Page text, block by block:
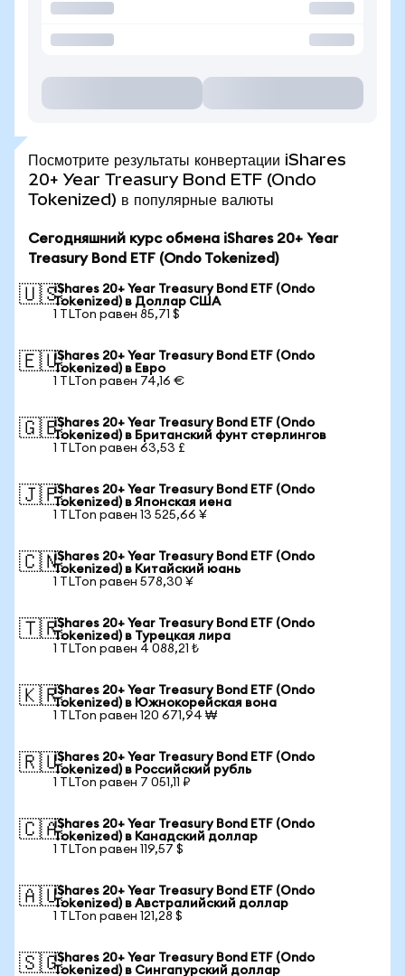
Посмотрите результаты конвертации iShares
20+ Year Treasury Bond ETF (Ondo
Tokenized) в популярные валюты
Сегодняшний курс обмена iShares 20+ Year
Treasury Bond ETF (Ondo Tokenized)
🇺🇸iShares 20+ Year Treasury Bond ETF (Ondo
Tokenized) в Доллар США
1 TLTon равен 85,71 $
🇪🇺iShares 20+ Year Treasury Bond ETF (Ondo
Tokenized) в Евро
1 TLTon равен 74,16 €
🇬🇧iShares 20+ Year Treasury Bond ETF (Ondo
Tokenized) в Британский фунт стерлингов
1 TLTon равен 63,53 £
🇯🇵iShares 20+ Year Treasury Bond ETF (Ondo
Tokenized) в Японская иена
1 TLTon равен 13 525,66 ¥
🇨🇳iShares 20+ Year Treasury Bond ETF (Ondo
Tokenized) в Китайский юань
1 TLTon равен 578,30 ¥
🇹🇷iShares 20+ Year Treasury Bond ETF (Ondo
Tokenized) в Турецкая лира
1 TLTon равен 4 088,21 ₺
🇰🇷iShares 20+ Year Treasury Bond ETF (Ondo
Tokenized) в Южнокорейская вона
1 TLTon равен 120 671,94 ₩
🇷🇺iShares 20+ Year Treasury Bond ETF (Ondo
Tokenized) в Российский рубль
1 TLTon равен 7 051,11 ₽
🇨🇦iShares 20+ Year Treasury Bond ETF (Ondo
Tokenized) в Канадский доллар
1 TLTon равен 119,57 $
🇦🇺iShares 20+ Year Treasury Bond ETF (Ondo
Tokenized) в Австралийский доллар
1 TLTon равен 121,28 $
🇸🇬iShares 20+ Year Treasury Bond ETF (Ondo
Tokenized) в Сингапурский доллар